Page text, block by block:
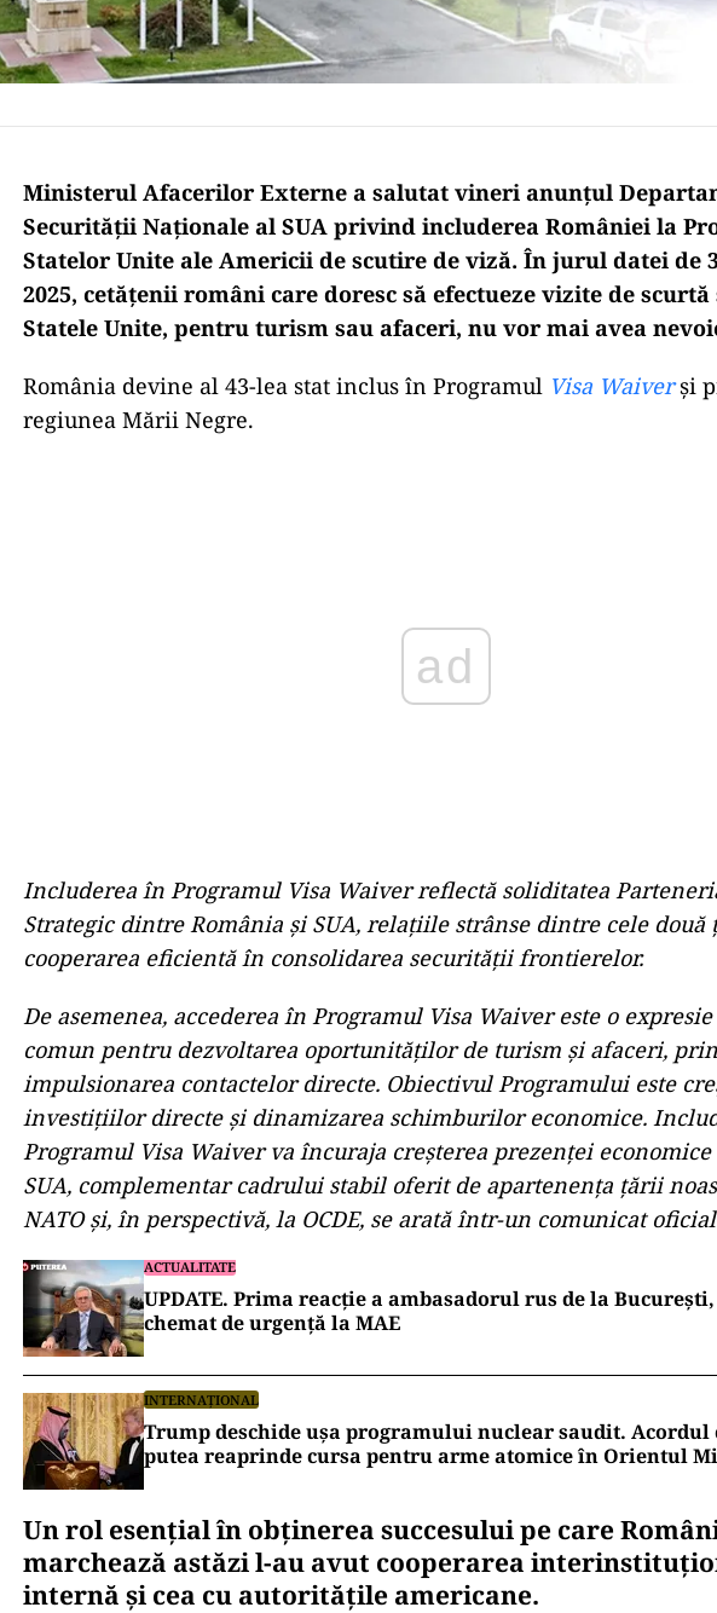
Ministerul Afacerilor Externe a salutat vineri anunțul
Securității Naționale al SUA privind includerea României la
Statelor Unite ale Americii de scutire de viză. În jurul datei de
2025, cetățenii români care doresc să efectueze vizite de scurtă
Statele Unite, pentru turism sau afaceri, nu vor mai avea
România devine al 43-lea stat inclus în Programul Visa Waiver și
regiunea Mării Negre.
Includerea în Programul Visa Waiver reflectă soliditatea
Strategic dintre România și SUA, relațiile strânse dintre cele două
cooperarea eficientă în consolidarea securității frontierelor.
De asemenea, accederea în Programul Visa Waiver este o
comun pentru dezvoltarea oportunităților de turism și afaceri, prin
impulsionarea contactelor directe. Obiectivul Programului este
investițiilor directe și dinamizarea schimburilor economice.
Programul Visa Waiver va încuraja creșterea prezenței
SUA, complementar cadrului stabil oferit de apartenența țării
NATO și, în perspectivă, la OCDE, se arată într-un comunicat
ACTUALITATE
UPDATE. Prima reacție a ambasadorul rus de la
chemat de urgență la MAE
INTERNAȚIONAL
Trump deschide ușa programului nuclear saudit. Acordul
putea reaprinde cursa pentru arme atomice în Orientul
Un rol esențial în obținerea succesului pe care
marchează astăzi l-au avut cooperarea
internă și cea cu autoritățile americane.